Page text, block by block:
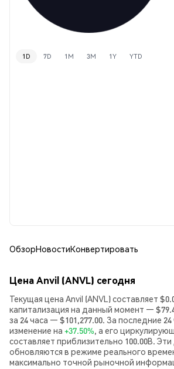
1D 7D 1M 3M 1Y YTD
ОбзорНовостиКонвертировать
Цена Anvil (ANVL) сегодня
Текущая цена Anvil (ANVL) составляет
капитализация на данный момент —
за 24 часа — $101,277.00. За последние
изменение на +37.50%, а его
составляет приблизительно 100.00B.
обновляются в режиме реального
максимально точной рыночной